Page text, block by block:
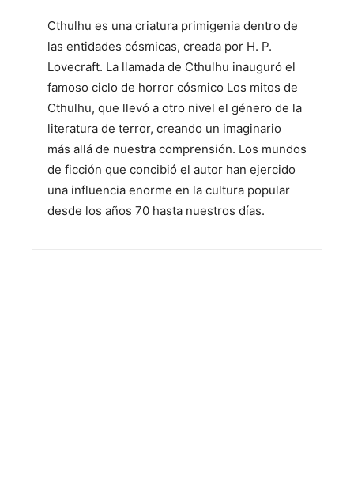
Cthulhu es una criatura primigenia dentro de
las entidades cósmicas, creada por H. P.
Lovecraft. La llamada de Cthulhu inauguró el
famoso ciclo de horror cósmico Los mitos de
Cthulhu, que llevó a otro nivel el género de la
literatura de terror, creando un imaginario
más allá de nuestra comprensión. Los mundos
de ficción que concibió el autor han ejercido
una influencia enorme en la cultura popular
desde los años 70 hasta nuestros días.